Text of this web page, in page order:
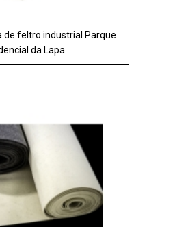
de feltro industrial Parque
da Lapa